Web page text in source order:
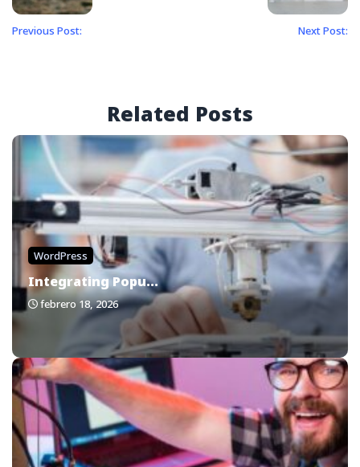
Previous Post: Next Post:
Related Posts
WordPress
Integrating Popu...
febrero 18, 2026